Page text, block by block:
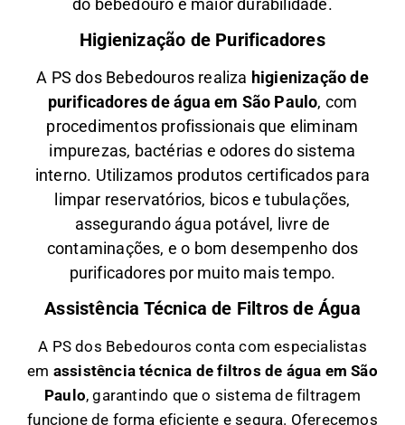
Higienização de Purificadores
A PS dos Bebedouros realiza higienização de
purificadores de água em São Paulo, com
procedimentos profissionais que eliminam
impurezas, bactérias e odores do sistema
interno. Utilizamos produtos certificados para
limpar reservatórios, bicos e tubulações,
assegurando água potável, livre de
contaminações, e o bom desempenho dos
purificadores por muito mais tempo.
Assistência Técnica de Filtros de Água
A PS dos Bebedouros conta com especialistas
em assistência técnica de filtros de água em São
Paulo, garantindo que o sistema de filtragem
funcione de forma eficiente e segura. Oferecemos